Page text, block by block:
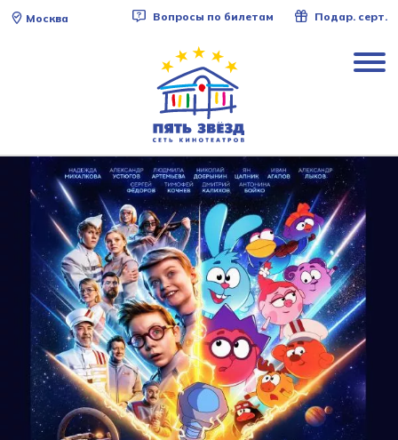
Москва Вопросы по билетам Подар. серт.